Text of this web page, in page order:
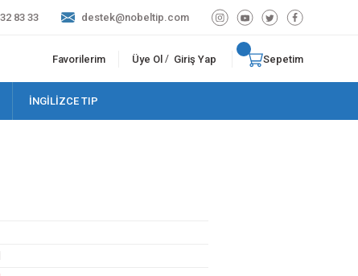
83 33 destek@nobeltip.com
Favorilerim Üye Ol / Giriş Yap Sepetim
İNGİLİZCE TIP